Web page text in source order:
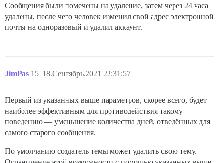
Сообщения были помечены на удаление, затем через 24 часа
удалены, после чего человек изменил свой адрес электронной
почты на одноразовый и удалил аккаунт.
JimPas 18.Сентябрь.2021 22:31:57
15
Первый из указанных выше параметров, скорее всего, будет
наиболее эффективным для противодействия такому
поведению — уменьшение количества дней, отведённых для
самого старого сообщения.
По умолчанию создатель темы может удалить свою тему.